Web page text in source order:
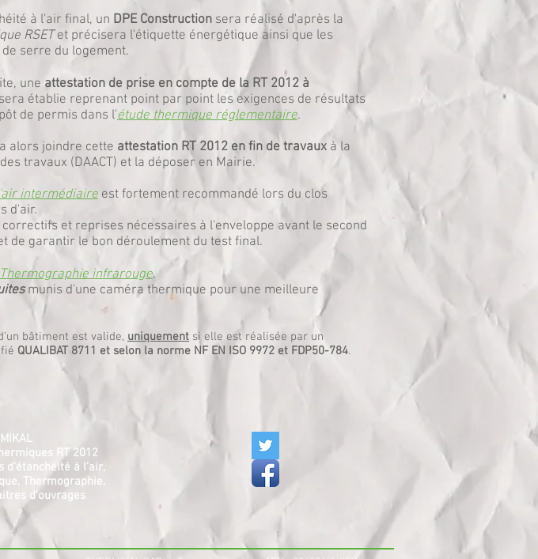
à l'air final, un DPE Construction sera réalisé d'après la
RSETet précisera l'étiquette énergétique ainsi que les
serre du logement.
une attestation de prise en compte de la RT 2012 à
sera établie reprenant point par point les exigences de résultats
de permis dans l'étude thermique réglementaire.
alors joindre cette attestation RT 2012 en fin de travaux à la
travaux (DAACT) et la déposer en Mairie.
intermédiaire est fortement recommandé lors du clos
d'air.
et reprises nécessaires à l'enveloppe avant le second
de garantir le bon déroulement du test final.
Thermographie infrarouge.
munis d'une caméra thermique pour une meilleure
bâtiment est valide, uniquement si elle est réalisée par un
QUALIBAT 8711 et selon la norme NF EN ISO 9972 et FDP50-784.
RT 2012
d'étanchéité à l'air,
Thermographie,
d'ouvrages